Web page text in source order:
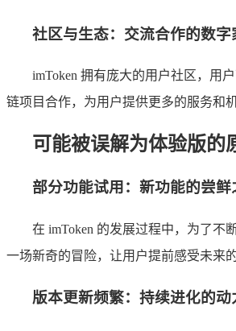
社区与生态：交流合作的数字
imToken 拥有庞大的用户社区，用
链项目合作，为用户提供更多的服务和
可能被误解为体验版的
部分功能试用：新功能的尝鲜
在 imToken 的发展过程中，为了不
一场新奇的冒险，让用户提前感受未来
版本更新频繁：持续进化的动